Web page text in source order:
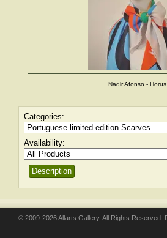
Nadir Afonso - Horus
Categories:
Availability:
Description
© 2009-2026 Allarts Gallery. All Rights Reserved.